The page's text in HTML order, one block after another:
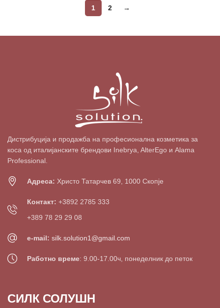
1 2 →
Дистрибуција и продажба на професионална козметика за
коса од италијанските брендови Inebrya, AlterEgo и Alama
Professional.
Адреса: Христо Татарчев 69, 1000 Скопје
Контакт: +3892 2785 333
+389 78 29 29 08
e-mail: silk.solution1@gmail.com
Работно време: 9.00-17.00ч, понеделник до петок
СИЛК СОЛУШН